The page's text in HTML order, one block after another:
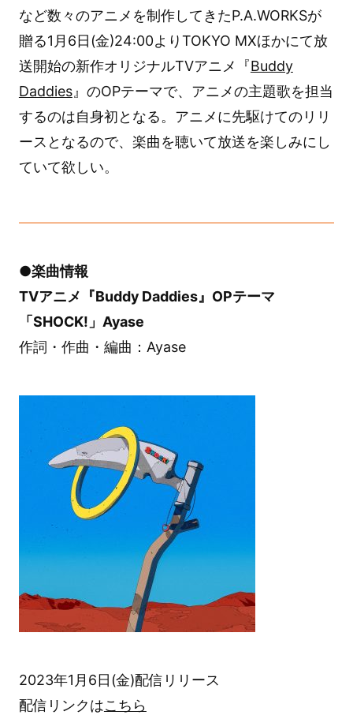
など数々のアニメを制作してきたP.A.WORKSが
贈る1月6日(金)24:00よりTOKYO MXほかにて放
送開始の新作オリジナルTVアニメ『Buddy
Daddies』のOPテーマで、アニメの主題歌を担当
するのは自身初となる。アニメに先駆けてのリリ
ースとなるので、楽曲を聴いて放送を楽しみにし
ていて欲しい。
●楽曲情報
TVアニメ『Buddy Daddies』OPテーマ
「SHOCK!」Ayase
作詞・作曲・編曲：Ayase
2023年1月6日(金)配信リリース
配信リンクはこちら